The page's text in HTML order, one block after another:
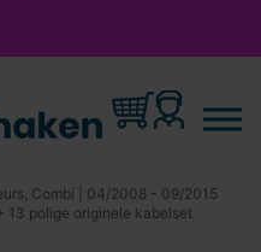
Combi | 04/2008 - 09/2015
13 polige originele kabelset